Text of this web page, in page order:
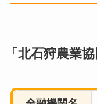
「北石狩農業